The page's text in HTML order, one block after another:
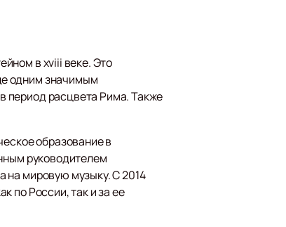
в xviii веке. Это
одним значимым
период расцвета Рима. Также
образование в
руководителем
на мировую музыку. С 2014
по России, так и за ее